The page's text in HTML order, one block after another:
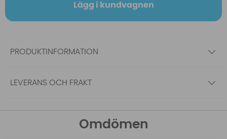
Lägg i kundvagnen
PRODUKTINFORMATION
LEVERANS OCH FRAKT
Omdömen